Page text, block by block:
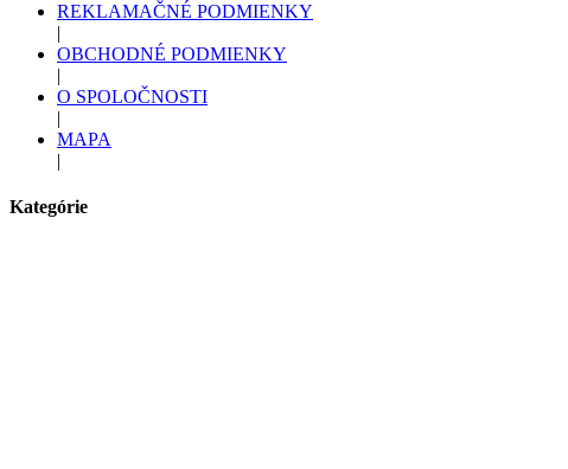
REKLAMAČNÉ PODMIENKY
|
OBCHODNÉ PODMIENKY
|
O SPOLOČNOSTI
|
MAPA
|
Kategórie